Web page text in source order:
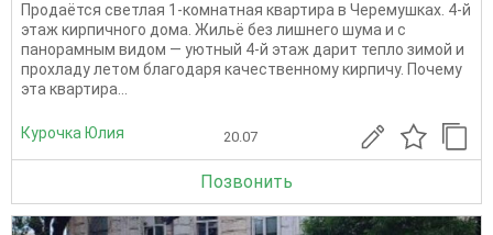
Продаётся светлая 1-комнатная квартира в Черемушках. 4-й
этаж кирпичного дома. Жильё без лишнего шума и с
панорамным видом — уютный 4-й этаж дарит тепло зимой и
прохладу летом благодаря качественному кирпичу. Почему
эта квартира...
Курочка Юлия 20.07
Позвонить